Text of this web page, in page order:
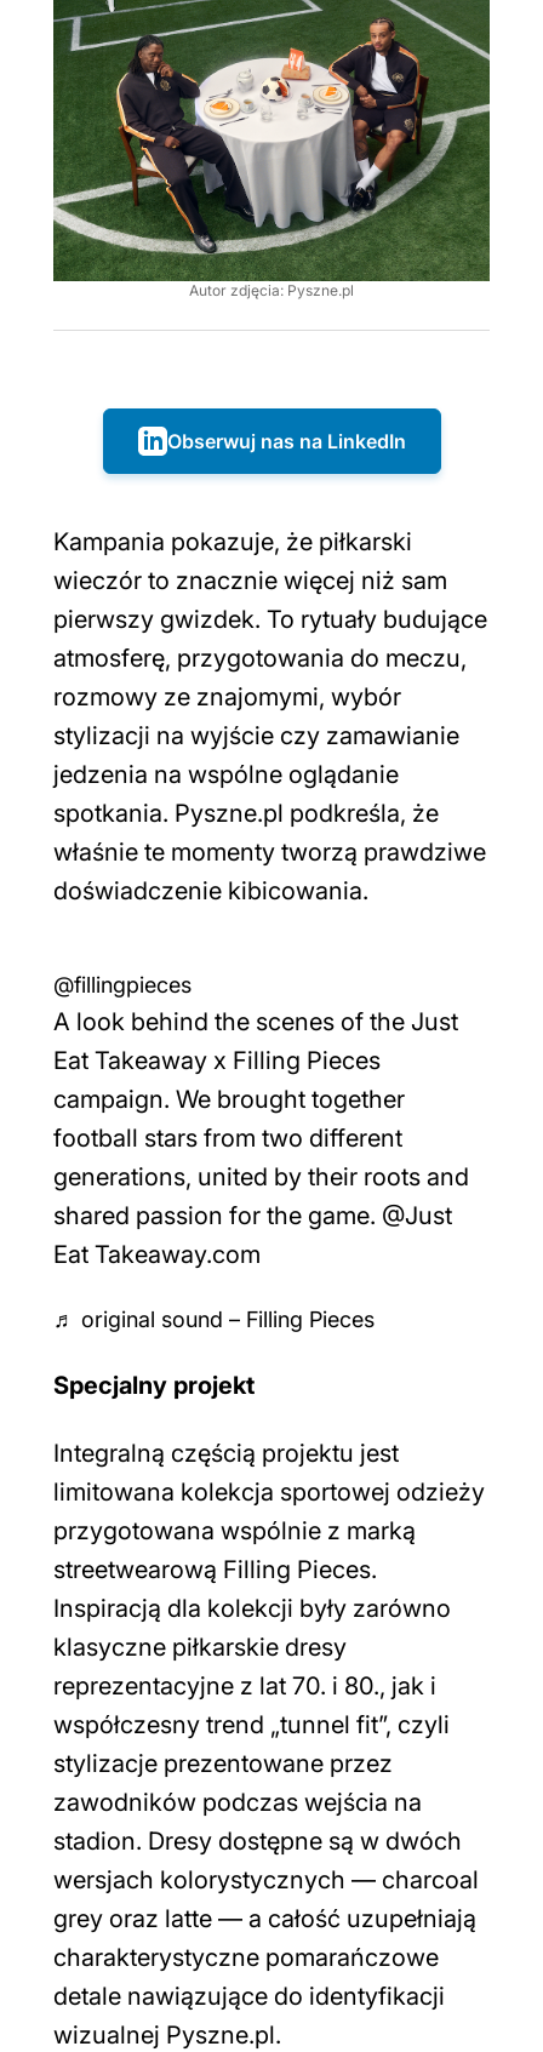
Autor zdjęcia: Pyszne.pl
Obserwuj nas na LinkedIn
Kampania pokazuje, że piłkarski
wieczór to znacznie więcej niż sam
pierwszy gwizdek. To rytuały budujące
atmosferę, przygotowania do meczu,
rozmowy ze znajomymi, wybór
stylizacji na wyjście czy zamawianie
jedzenia na wspólne oglądanie
spotkania. Pyszne.pl podkreśla, że
właśnie te momenty tworzą prawdziwe
doświadczenie kibicowania.
@fillingpieces
A look behind the scenes of the Just
Eat Takeaway x Filling Pieces
campaign. We brought together
football stars from two different
generations, united by their roots and
shared passion for the game. @Just
Eat Takeaway.com
♬ original sound – Filling Pieces
Specjalny projekt
Integralną częścią projektu jest
limitowana kolekcja sportowej odzieży
przygotowana wspólnie z marką
streetwearową Filling Pieces.
Inspiracją dla kolekcji były zarówno
klasyczne piłkarskie dresy
reprezentacyjne z lat 70. i 80., jak i
współczesny trend „tunnel fit”, czyli
stylizacje prezentowane przez
zawodników podczas wejścia na
stadion. Dresy dostępne są w dwóch
wersjach kolorystycznych — charcoal
grey oraz latte — a całość uzupełniają
charakterystyczne pomarańczowe
detale nawiązujące do identyfikacji
wizualnej Pyszne.pl.